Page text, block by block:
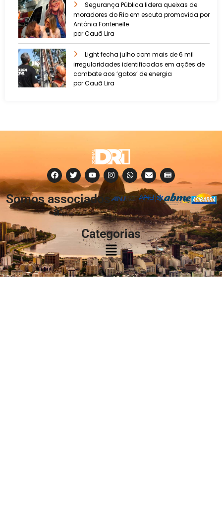
​Segurança Pública lidera queixas de
moradores do Rio em escuta promovida por
Antônia Fontenelle
por Cauã Lira
Light fecha julho com mais de 6 mil
irregularidades identificadas em ações de
combate aos ‘gatos’ de energia
por Cauã Lira
Somos associados
à:
Categorias